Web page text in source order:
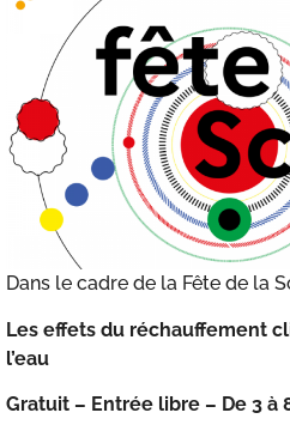
Dans le cadre de la Fête de la
Les effets du réchauffement
l’eau
Gratuit – Entrée libre – De 3 à